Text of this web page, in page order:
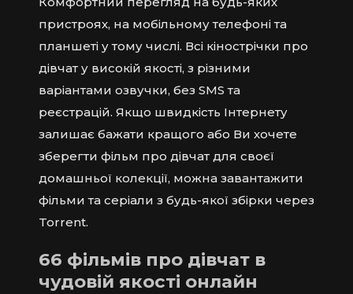
пристроях, на мобільному телефоні та
планшеті у тому числі. Всі кінострічки про
дівчат у високій якості, з різними
варіантами озвучки, без SMS та
реєстрацій. Якщо швидкість Інтернету
залишає бажати кращого або Ви хочете
зберегти фільм про дівчат для своєї
домашньої колекції, можна завантажити
фільми та серіали з будь-якої збірки через
Torrent.
66 фільмів про дівчат в
чудовій якості онлайн